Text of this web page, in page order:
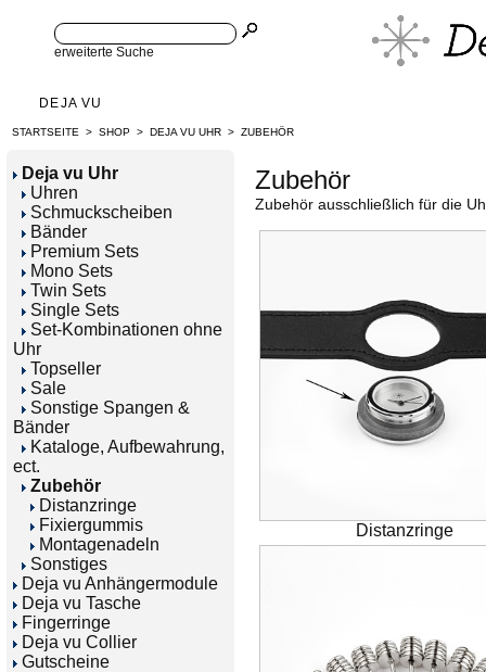
erweiterte Suche
DEJA VU
STARTSEITE > SHOP > DEJA VU UHR > ZUBEHÖR
Deja vu Uhr
Uhren
Schmuckscheiben
Bänder
Premium Sets
Mono Sets
Twin Sets
Single Sets
Set-Kombinationen ohne
Uhr
Topseller
Sale
Sonstige Spangen &
Bänder
Kataloge, Aufbewahrung,
ect.
Zubehör
Distanzringe
Fixiergummis
Montagenadeln
Sonstiges
Deja vu Anhängermodule
Deja vu Tasche
Fingerringe
Deja vu Collier
Gutscheine
Zubehör
Zubehör ausschließlich für die
Distanzringe